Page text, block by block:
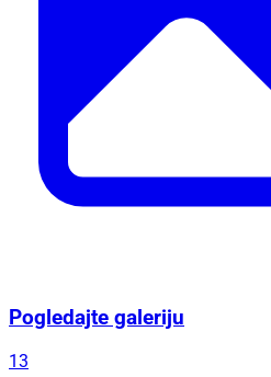
Pogledajte galeriju
13